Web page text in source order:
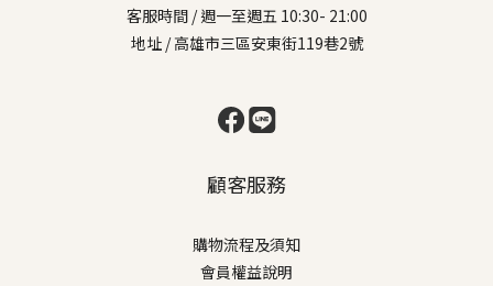
客服時間 / 週一至週五 10:30- 21:00
地址 / 高雄市三區安東街119巷2號
顧客服務
購物流程及須知
會員權益說明